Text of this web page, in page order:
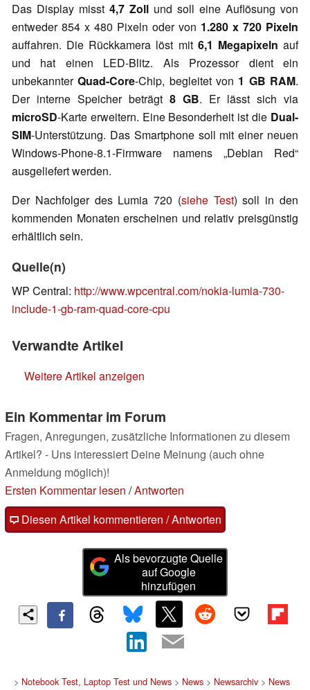
Das Display misst 4,7 Zoll und soll eine Auflösung von
entweder 854 x 480 Pixeln oder von 1.280 x 720 Pixeln
auffahren. Die Rückkamera löst mit 6,1 Megapixeln auf
und hat einen LED-Blitz. Als Prozessor dient ein
unbekannterQuad-Core-Chip, begleitet von 1 GB RAM.
Der interne Speicher beträgt 8 GB. Er lässt sich via
microSD-Karte erweitern. Eine Besonderheit ist die Dual-
SIM-Unterstützung. Das Smartphone soll mit einer neuen
Windows-Phone-8.1-Firmware namens „Debian Red“
ausgeliefert werden.
Der Nachfolger des Lumia 720 (siehe Test) soll in den
kommenden Monaten erscheinen und relativ preisgünstig
erhältlich sein.
Quelle(n)
WP Central: http://www.wpcentral.com/nokia-lumia-730-
include-1-gb-ram-quad-core-cpu
Verwandte Artikel
Weitere Artikel anzeigen
Ein Kommentar im Forum
Fragen, Anregungen, zusätzliche Informationen zu diesem
Artikel? - Uns interessiert Deine Meinung (auch ohne
Anmeldung möglich)!
Ersten Kommentar lesen /Antworten
Diesen Artikel kommentieren / Antworten
Als bevorzugte Quelle
auf Google
hinzufügen
> Notebook Test, Laptop Test und News> News> Newsarchiv> News